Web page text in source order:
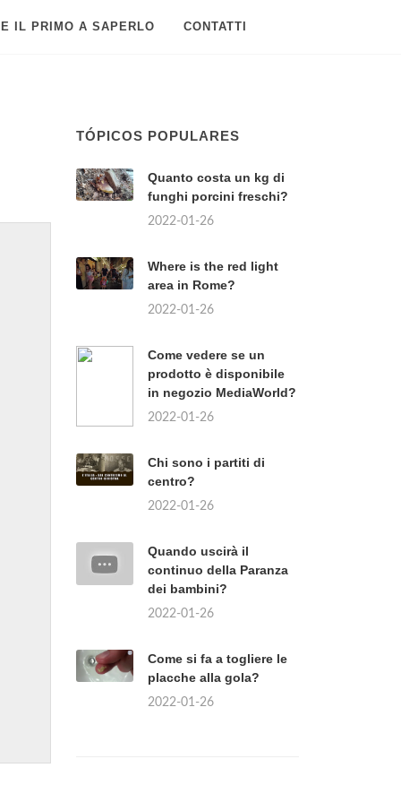
IL PRIMO A SAPERLO CONTATTI
TÓPICOS POPULARES
Quanto costa un kg di
funghi porcini freschi?
2022-01-26
Where is the red light
area in Rome?
2022-01-26
Come vedere se un
prodotto è disponibile
in negozio MediaWorld?
2022-01-26
Chi sono i partiti di
centro?
2022-01-26
Quando uscirà il
continuo della Paranza
dei bambini?
2022-01-26
Come si fa a togliere le
placche alla gola?
2022-01-26